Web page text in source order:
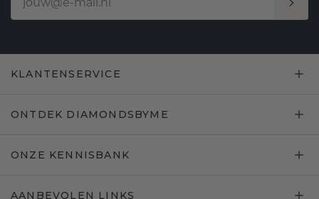
KLANTENSERVICE
ONTDEK DIAMONDSBYME
ONZE KENNISBANK
AANBEVOLEN LINKS